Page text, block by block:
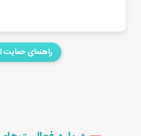
راهنمای حمایت